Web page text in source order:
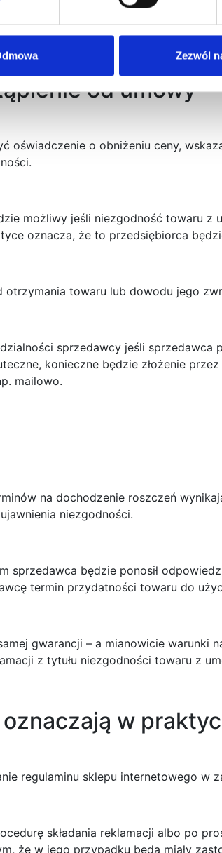
Zezwól
miał obowiązek odebrania
w tym zakresie jest teraz
od umowy
oświadczenie o obniżeniu ceny,
możliwy jeśli niezgodność towaru
oznacza, że to przedsiębiorca
otrzymania towaru lub dowodu jego
sprzedawcy jeśli
konieczne będzie złożenie
mailowo.
na dochodzenie roszczeń
niezgodności.
sprzedawca będzie ponosił
termin przydatności towaru do
gwarancji – a mianowicie
z tytułu niezgodności towaru z
w
regulaminu sklepu internetowego w
składania reklamacji albo po
że w jego przypadku będą miały